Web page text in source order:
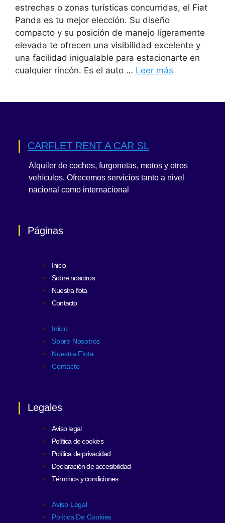
estrechas o zonas turísticas concurridas, el Fiat
Panda es tu mejor elección. Su diseño
compacto y su posición de manejo ligeramente
elevada te ofrecen una visibilidad excelente y
una facilidad inigualable para estacionarte en
cualquier rincón. Es el auto … Leer más
CARFLET RENT A CAR SL
Alquiler de coches, furgonetas, motos y otros
vehículos. Ofrecemos servicios tanto a nivel
nacional como internacional
Páginas
Inicio
Sobre nosotros
Nuestra flota
Contacto
Inicio
Sobre Nosotros
Nuestra Flota
Contacto
Legales
Aviso legal
Política de cookies
Política de privacidad
Declaración de accesibilidad
Términos y condiciones
Aviso Legal
Política De Cookies